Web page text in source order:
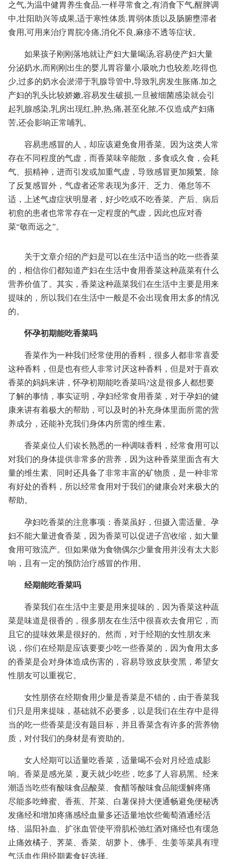
之气,为温中健胃养生食品.一样寻常食之,有消食下气,醒脾调
中,壮阳助兴等成果,适于寒性体质.胃弱体质以及肠腑壅滞者
食用,可用来治疗胃脘冷痛,消化不良,麻疹不透等症状。
如果孩子刚刚落地就让产妇大量喝汤,容易使产妇大量
分泌奶水,而刚刚出生的婴儿胃容量小,吸吮力也较差,吃得也
少,过多的奶水会淤滞于乳腺导管中,导致乳房发生胀痛.加之
产妇的乳头比较娇嫩,容易发生破损,一旦被细菌感染就会引
起乳腺感染,乳房出现红,肿,热,痛,甚至化脓,不仅造成产妇痛
苦,还会影响正常哺乳。
容易患感冒的人，却应该避免食用香菜。因为这类人常
存在不同程度的气虚，而香菜味辛能散，多食或久食，会耗
气、损精神，进而引发或加重气虚，导致感冒更加频繁。除
了反复感冒外，气虚者还常表现为多汗、乏力、倦怠等不
适，上述气虚症状明显者，好少吃或不吃香菜。产后、病后
初愈的患者也常常存在一定程度的气虚，因此也应对香
菜“敬而远之”。
关于文章介绍的产妇是可以在生活中适当的吃一些香菜
的，相信你们都知道产妇在生活中食用香菜这种蔬菜有什么
营养价值了。其实，香菜这种蔬菜我们在生活中主要是用来
提味的，所以我们在生活中一般是不会出现食用太多的情况
的。
怀孕初期能吃香菜吗
香菜作为一种我们经常使用的香料，很多人都非常喜爱
这种香料，但是也有些人非常讨厌这种香料，但是对于喜欢
香菜的妈妈来讲，怀孕初期能吃香菜吗?这是很多人都想要
了解的事情，事实证明，孕妇经常食用香菜，对于孕妇的健
康来讲有着极大的帮助，可以及时的补充身体里面所需的营
养成分，还能补充我们身体内所需的维生素。
香菜桌位人们诶长熟悉的一种调味香料，经常食用可以
对我们的身体提供非常多的营养，因为这种香菜里面含有大
量的维生素、同时还具备了非常丰富的矿物质，是一种非常
有好处的香料，所以经常食用对于我们的健康会对来极大的
帮助。
孕妇吃香菜的注意事项：香菜虽好，但摄入需适量。孕
妇不能大量进食香菜，因为香菜可以促进子宫收缩，如大量
食用可致流产。但如果做为食物偶尔少量食用并没有太大影
响，且有一定的预防治疗感冒的作用。
经期能吃香菜吗
香菜我们在生活中主要是用来提味的，因为香菜这种蔬
菜是味道是很香的，很多朋友在生活中很喜欢去食用它，而
且它的提味效果是很好的。然而，对于经期的女性朋友来
说，你们在经期是应该要要少吃一些香菜的，因为食用太多
的香菜是会对身体造成伤害的，容易导致皮肤变黑，希望女
性朋友可以重视它。
女性朋侪在经期食用少量是香菜是不错的，由于香菜我
们只是用来提味，基础就不必要多，以是我们在生存中是得
当的吃一些香菜是没有题目标，并且香菜含有许多的营养物
质，对付我们的身材是有资助的。
女人经期可以适量吃香菜，适量喝不会对月经造成影
响。香菜是感光菜，夏天就少吃些，吃多了人容易黑。经来
潮适当吃些有酸味食品酸菜、食醋等酸味食品能缓解疼痛
尽能多吃蜂蜜、香蕉、芹菜、白薯保持大便通畅避免便秘诱
发痛经和增加疼痛感经血量多还适量地饮些葡萄酒通经活
络、温阳补血、扩张血管使平滑肌松弛红酒对痛经也有缓急
止痛效橘子、荠菜、香菜、胡萝卜、佛手、生姜等菜具有理
气活血作用经期素食好选择。